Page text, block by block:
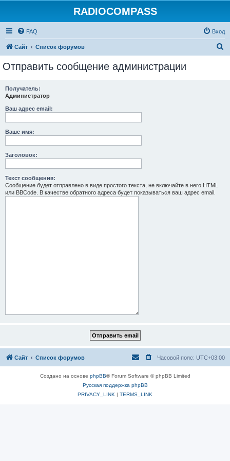
RADIOCOMPASS
FAQ Вход
Сайт Список форумов
Отправить сообщение администрации
Получатель:
Администратор
Ваш адрес email:
Ваше имя:
Заголовок:
Текст сообщения:
Сообщение будет отправлено в виде простого текста, не включайте в него HTML
или BBCode. В качестве обратного адреса будет показываться ваш адрес email.
Сайт Список форумов Часовой пояс: UTC+03:00
Создано на основе phpBB® Forum Software © phpBB Limited
Русская поддержка phpBB
PRIVACY_LINK | TERMS_LINK